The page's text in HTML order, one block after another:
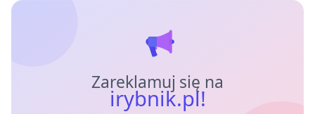
Zareklamuj się na
irybnik.pl!